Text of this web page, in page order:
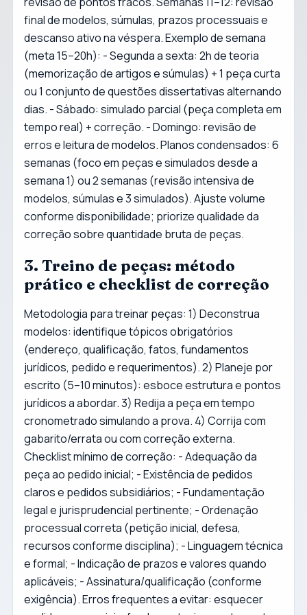
final de modelos, súmulas, prazos processuais e
descanso ativo na véspera. Exemplo de semana
(meta 15–20h): - Segunda a sexta: 2h de teoria
(memorização de artigos e súmulas) + 1 peça curta
ou 1 conjunto de questões dissertativas alternando
dias. - Sábado: simulado parcial (peça completa em
tempo real) + correção. - Domingo: revisão de
erros e leitura de modelos. Planos condensados: 6
semanas (foco em peças e simulados desde a
semana 1) ou 2 semanas (revisão intensiva de
modelos, súmulas e 3 simulados). Ajuste volume
conforme disponibilidade; priorize qualidade da
correção sobre quantidade bruta de peças.
3. Treino de peças: método
prático e checklist de correção
Metodologia para treinar peças: 1) Deconstrua
modelos: identifique tópicos obrigatórios
(endereço, qualificação, fatos, fundamentos
jurídicos, pedido e requerimentos). 2) Planeje por
escrito (5–10 minutos): esboce estrutura e pontos
jurídicos a abordar. 3) Redija a peça em tempo
cronometrado simulando a prova. 4) Corrija com
gabarito/errata ou com correção externa.
Checklist mínimo de correção: - Adequação da
peça ao pedido inicial; - Existência de pedidos
claros e pedidos subsidiários; - Fundamentação
legal e jurisprudencial pertinente; - Ordenação
processual correta (petição inicial, defesa,
recursos conforme disciplina); - Linguagem técnica
e formal; - Indicação de prazos e valores quando
aplicáveis; - Assinatura/qualificação (conforme
exigência). Erros frequentes a evitar: esquecer